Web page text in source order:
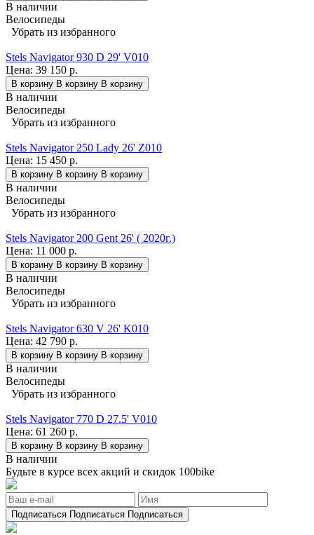
В наличии
Велосипеды
Убрать из избранного
Stels Navigator 930 D 29' V010
Цена: 39 150 р.
В корзину В корзину В корзину
В наличии
Велосипеды
Убрать из избранного
Stels Navigator 250 Lady 26' Z010
Цена: 15 450 р.
В корзину В корзину В корзину
В наличии
Велосипеды
Убрать из избранного
Stels Navigator 200 Gent 26' ( 2020г.)
Цена: 11 000 р.
В корзину В корзину В корзину
В наличии
Велосипеды
Убрать из избранного
Stels Navigator 630 V 26' K010
Цена: 42 790 р.
В корзину В корзину В корзину
В наличии
Велосипеды
Убрать из избранного
Stels Navigator 770 D 27.5' V010
Цена: 61 260 р.
В корзину В корзину В корзину
В наличии
Будьте в курсе всех акций и скидок 100bike
Подписаться Подписаться Подписаться